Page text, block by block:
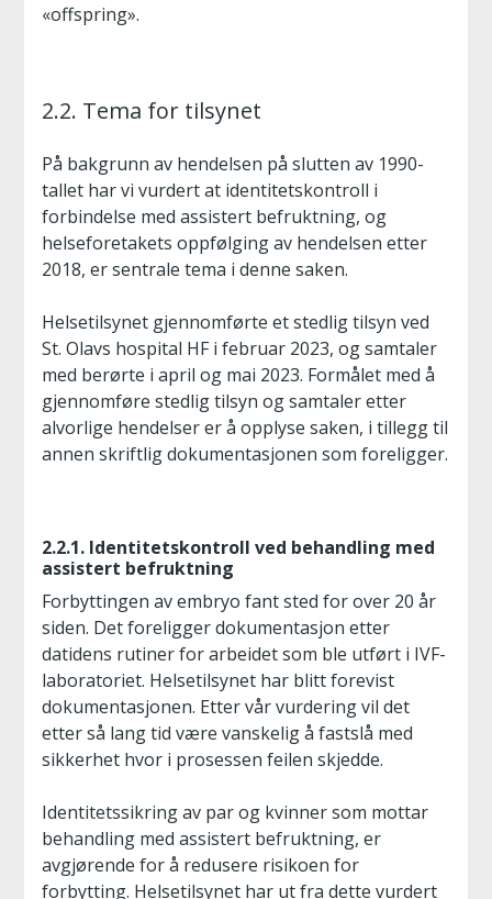
«offspring».
2.2. Tema for tilsynet
På bakgrunn av hendelsen på slutten av 1990-
tallet har vi vurdert at identitetskontroll i
forbindelse med assistert befruktning, og
helseforetakets oppfølging av hendelsen etter
2018, er sentrale tema i denne saken.
Helsetilsynet gjennomførte et stedlig tilsyn ved
St. Olavs hospital HF i februar 2023, og samtaler
med berørte i april og mai 2023. Formålet med å
gjennomføre stedlig tilsyn og samtaler etter
alvorlige hendelser er å opplyse saken, i tillegg til
annen skriftlig dokumentasjonen som foreligger.
2.2.1. Identitetskontroll ved behandling med
assistert befruktning
Forbyttingen av embryo fant sted for over 20 år
siden. Det foreligger dokumentasjon etter
datidens rutiner for arbeidet som ble utført i IVF-
laboratoriet. Helsetilsynet har blitt forevist
dokumentasjonen. Etter vår vurdering vil det
etter så lang tid være vanskelig å fastslå med
sikkerhet hvor i prosessen feilen skjedde.
Identitetssikring av par og kvinner som mottar
behandling med assistert befruktning, er
avgjørende for å redusere risikoen for
forbytting. Helsetilsynet har ut fra dette vurdert